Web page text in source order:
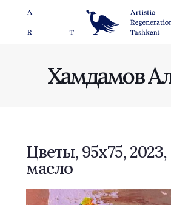
Хамдамов
Цветы, 95х75,
масло